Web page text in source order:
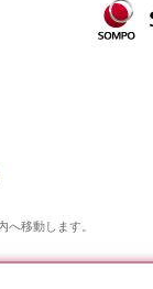
へ移動します。